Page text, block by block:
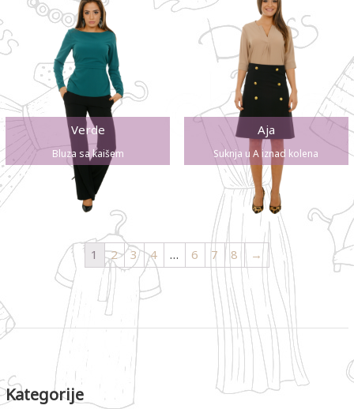
Verde
Bluza sa kaišem
Aja
Suknja u A iznad kolena
1 2 3 4 … 6 7 8 →
Kategorije